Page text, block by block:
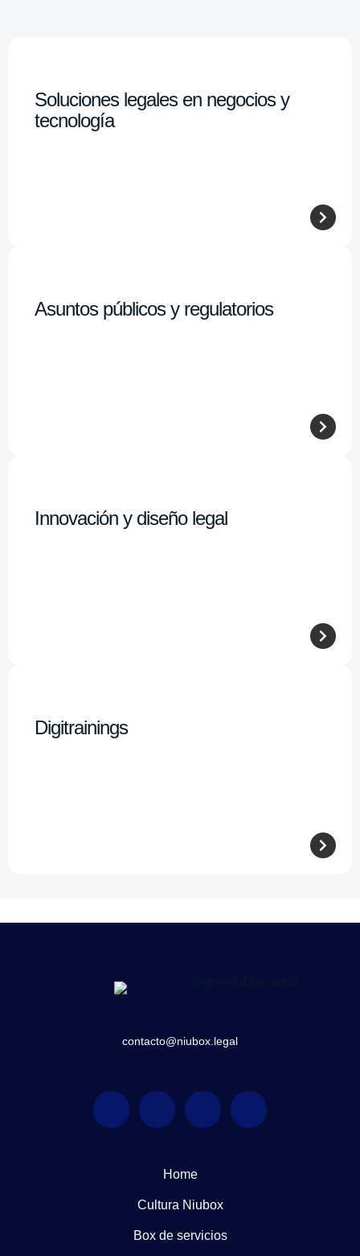
Soluciones legales en negocios y
tecnología
Asuntos públicos y regulatorios
Innovación y diseño legal
Digitrainings
contacto@niubox.legal
Home
Cultura Niubox
Box de servicios